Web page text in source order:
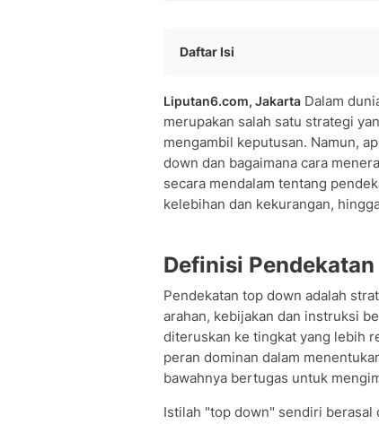
Daftar Isi
Karakteristik Utama Pendekatan
Penerapan Pendekatan Top
Kelebihan Pendekatan Top Down
Kekurangan Pendekatan Top
Perbandingan Top Down vs
Tips Menerapkan Pendekatan
Tantangan dalam Implementasi
Mengkombinasikan Top Down
FAQ Seputar Pendekatan Top
Kesimpulan
Liputan6.com, Jakarta Dalam
merupakan salah satu strategi
mengambil keputusan. Namun,
down dan bagaimana cara
secara mendalam tentang
kelebihan dan kekurangan,
Definisi Pendekatan
Pendekatan top down adalah
arahan, kebijakan dan instruksi
diteruskan ke tingkat yang lebih
peran dominan dalam
bawahnya bertugas untuk
Istilah "top down" sendiri berasal